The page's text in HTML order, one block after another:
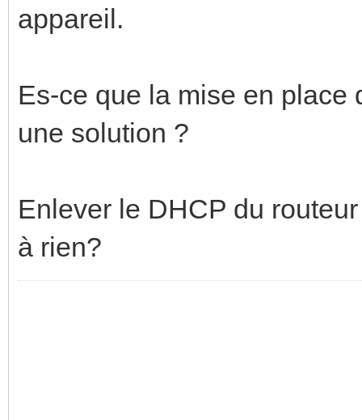
appareil.
Es-ce que la mise en place
une solution ?
Enlever le DHCP du
à rien?